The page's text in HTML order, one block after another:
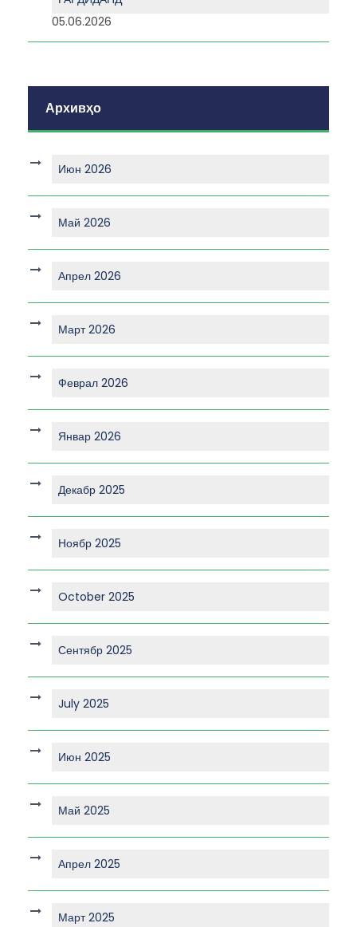
05.06.2026
Архивҳо
Июн 2026
Май 2026
Апрел 2026
Март 2026
Феврал 2026
Январ 2026
Декабр 2025
Ноябр 2025
October 2025
Сентябр 2025
July 2025
Июн 2025
Май 2025
Апрел 2025
Март 2025